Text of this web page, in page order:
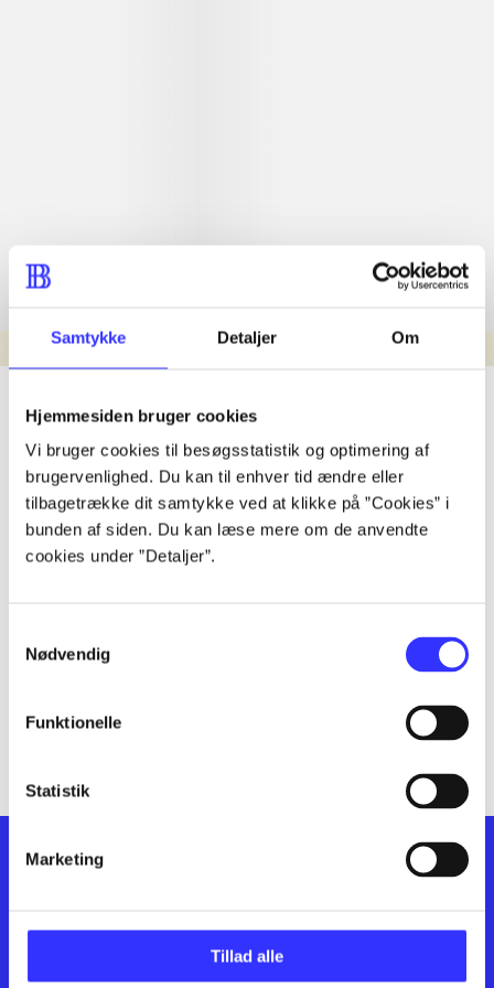
Samtykke Detaljer Om
Hjemmesiden bruger cookies
Vi bruger cookies til besøgsstatistik og optimering af
brugervenlighed. Du kan til enhver tid ændre eller
tilbagetrække dit samtykke ved at klikke på ”Cookies” i
bunden af siden. Du kan læse mere om de anvendte
cookies under ”Detaljer”.
Nødvendig
Funktionelle
Statistik
Marketing
Tillad alle
Nyhed
lorem ipsum dolor sit amet ...
lorem ipsum dolor sit amet ...
lorem ipsum dolor sit amet ...
lorem ipsum dolor sit amet ...
lorem ipsum dolor sit amet ...
lorem ipsum dolor sit amet ...